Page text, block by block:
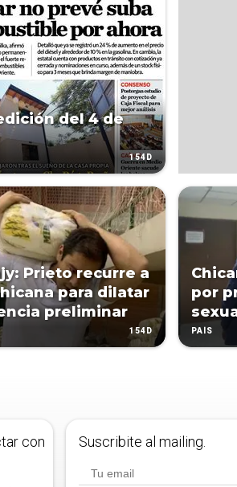
del 4 de
154D
Prieto recurre a
para dilatar
preliminar
154D
por
PAÍS
con
Suscribite al mailing.